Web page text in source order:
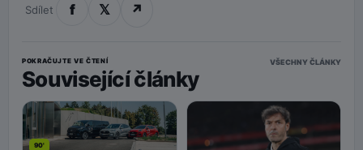
Sdílet f 𝕏 ↗
POKRAČUJTE VE ČTENÍ
Související články
VŠECHNY ČLÁNKY
90'